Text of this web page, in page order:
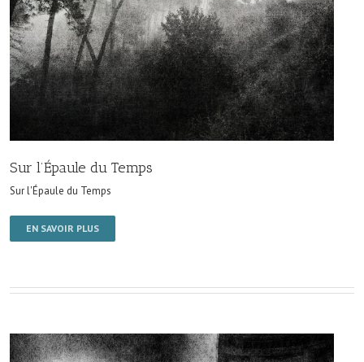
Sur l’Épaule du Temps
Sur l'Épaule du Temps
EN SAVOIR PLUS